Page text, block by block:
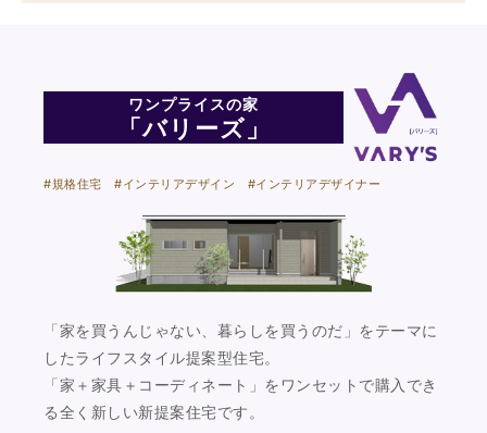
ワンプライスの家
「バリーズ」
#規格住宅 #インテリアデザイン #インテリアデザイナー
「家を買うんじゃない、暮らしを買うのだ」をテーマに
したライフスタイル提案型住宅。
「家＋家具＋コーディネート」をワンセットで購入でき
る全く新しい新提案住宅です。